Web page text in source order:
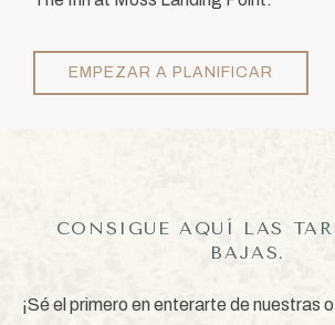
EMPEZAR A PLANIFICAR
CONSIGUE AQUÍ LAS
BAJAS.
¡Sé el primero en enterarte de nuestras